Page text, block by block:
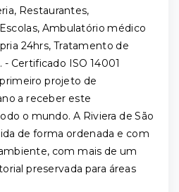
Restaurantes,
Ambulatório médico
24hrs, Tratamento de
Certificado ISO 14001
projeto de
a receber este
o mundo. A Riviera de São
de forma ordenada e com
com mais de um
preservada para áreas